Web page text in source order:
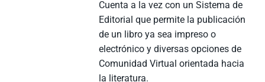
Cuenta a la vez con un Sistema de
Editorial que permite la publicación
de un libro ya sea impreso o
electrónico y diversas opciones de
Comunidad Virtual orientada hacia
la literatura.